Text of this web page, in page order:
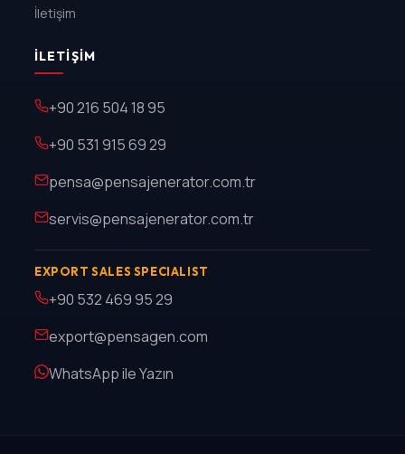
İletişim
İLETIŞIM
+90 216 504 18 95
+90 531 915 69 29
pensa@pensajenerator.com.tr
servis@pensajenerator.com.tr
EXPORT SALES SPECIALIST
+90 532 469 95 29
export@pensagen.com
WhatsApp ile Yazın